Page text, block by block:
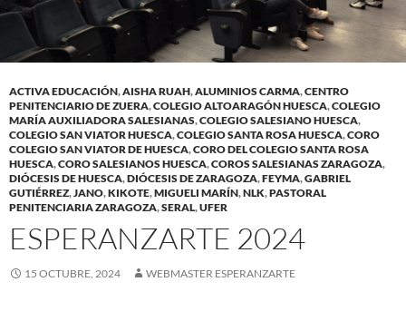
ACTIVA EDUCACIÓN,AISHA RUAH,ALUMINIOS CARMA,CENTRO
PENITENCIARIO DE ZUERA,COLEGIO ALTOARAGÓN HUESCA,COLEGIO
MARÍA AUXILIADORA SALESIANAS,COLEGIO SALESIANO HUESCA,
COLEGIO SAN VIATOR HUESCA,COLEGIO SANTA ROSA HUESCA,CORO
COLEGIO SAN VIATOR DE HUESCA,CORO DEL COLEGIO SANTA ROSA
HUESCA,CORO SALESIANOS HUESCA,COROS SALESIANAS ZARAGOZA,
DIÓCESIS DE HUESCA,DIÓCESIS DE ZARAGOZA,FEYMA,GABRIEL
GUTIÉRREZ,JANO,KIKOTE,MIGUELI MARÍN,NLK,PASTORAL
PENITENCIARIA ZARAGOZA,SERAL,UFER
ESPERANZARTE 2024
15 OCTUBRE, 2024 WEBMASTER ESPERANZARTE